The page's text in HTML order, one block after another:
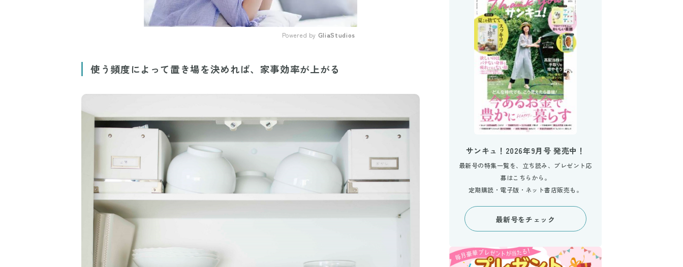
Mute
Powered by GliaStudios
使う頻度によって置き場を決めれば、家事効率が上がる
サンキュ！2026年9月号 発売中！
最新号の特集一覧を、立ち読み、プレゼント応
募はこちらから。
定期購読・電子版・ネット書店販売も。
最新号をチェック